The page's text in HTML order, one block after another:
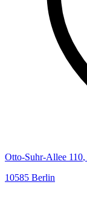
Otto-Suhr-Allee 110,
10585 Berlin